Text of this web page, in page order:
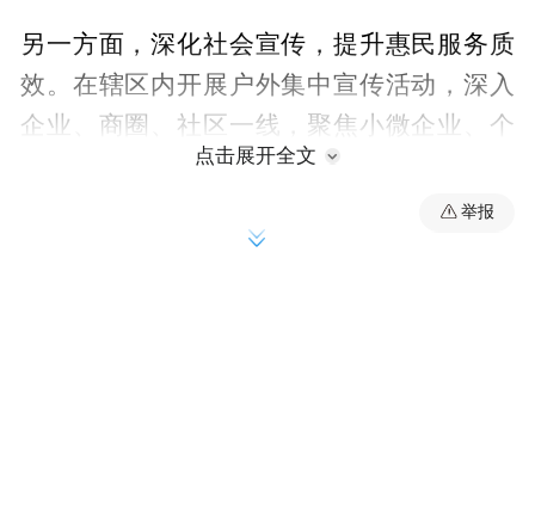
另一方面，深化社会宣传，提升惠民服务质
效。在辖区内开展户外集中宣传活动，深入
企业、商圈、社区一线，聚焦小微企业、个
体工商户等重点市场主体，创新适配信贷产
品，定制差异化、人性化融资方案，切实降
低市场主体综合融资成本。同时，畅通监督
点击展开全文
举报